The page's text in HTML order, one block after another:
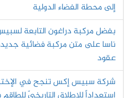
إلى محطة الفضاء الدولية
بفضل مركبة دراغون التابعة
ناسا على متن مركبة فضائية
عقود
شركة سبيس إكس تنجح في